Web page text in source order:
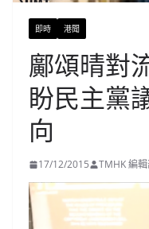
即時 港聞
鄺頌晴對
盼民主黨
向
17/12/2015 TMHK 編